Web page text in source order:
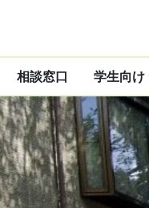
相談窓口 学生向け